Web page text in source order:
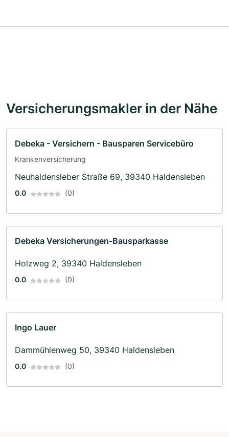
Versicherungsmakler in der Nähe
Debeka - Versichern - Bausparen Servicebüro
Krankenversicherung
Neuhaldensleber Straße 69, 39340 Haldensleben
0.0 (0)
Debeka Versicherungen-Bausparkasse
Holzweg 2, 39340 Haldensleben
0.0 (0)
Ingo Lauer
Dammühlenweg 50, 39340 Haldensleben
0.0 (0)